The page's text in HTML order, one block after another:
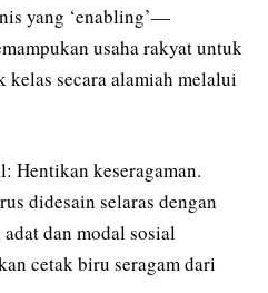
yang ‘enabling’—
usaha rakyat untuk
kelas secara alamiah melalui
Hentikan keseragaman.
didesain selaras dengan
dan modal sosial
cetak biru seragam dari